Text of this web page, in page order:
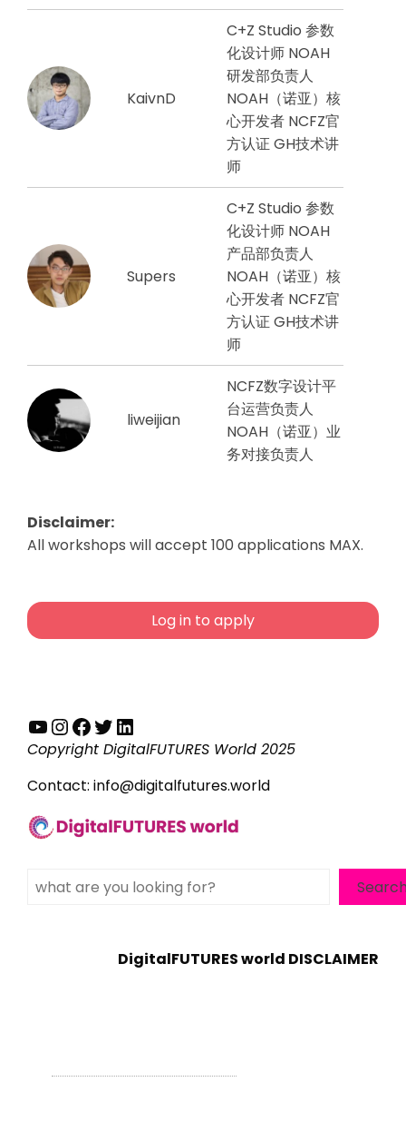
KaivnD
C+Z Studio 参数
化设计师 NOAH
研发部负责人
NOAH（诺亚）核
心开发者 NCFZ官
方认证 GH技术讲
师
Supers
C+Z Studio 参数
化设计师 NOAH
产品部负责人
NOAH（诺亚）核
心开发者 NCFZ官
方认证 GH技术讲
师
liweijian
NCFZ数字设计平
台运营负责人
NOAH（诺亚）业
务对接负责人
Disclaimer:
All workshops will accept 100 applications MAX.
Log in to apply
YouTube
Instagram
Facebook
Twitter
LinkedIn
Copyright DigitalFUTURES World 2025
Contact: info@digitalfutures.world
Search
DigitalFUTURES world DISCLAIMER